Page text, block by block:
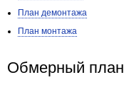
План демонтажа
План монтажа
Обмерный план